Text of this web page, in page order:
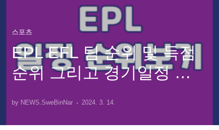
스포츠
EPL EFL 팀 순위 및 득점
순위 그리고 경기일정 확
by NEWS.SweBinNar 2024. 3. 14.